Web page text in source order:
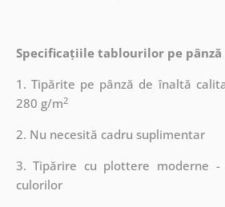
Specificațiile tablourilor pe pânză
1. Tipărite pe pânză de înaltă
280 g/m2
2. Nu necesită cadru suplimentar
3. Tipărire cu plottere moderne
culorilor